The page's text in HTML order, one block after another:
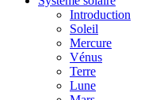
Introduction
Soleil
Mercure
Vénus
Terre
Lune